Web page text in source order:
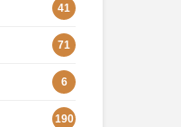
41
71
6
190